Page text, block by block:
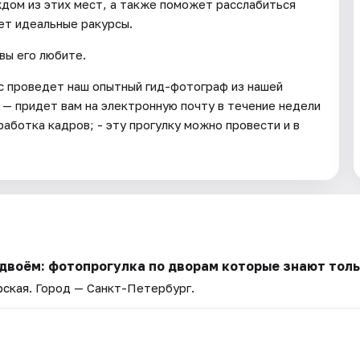
из этих мест, а также поможет расслабиться
идеальные ракурсы.
его любите.
проведет наш опытный гид-фотограф из нашей
вам на электронную почту в течение недели
кадров; - эту прогулку можно провести и в
фотопрогулка по дворам которые знают
. Город — Санкт-Петербург.